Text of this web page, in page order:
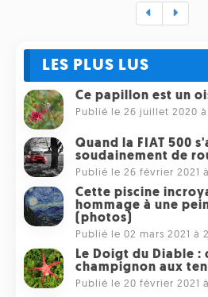
LES PLUS LUS
Ce papillon est un
Publié le 26 juillet 2020 à
Quand la FIAT 500
soudainement de
Publié le 26 février 2021
Cette piscine
hommage à une
(photos)
Publié le 02 mars 2021 à
Le Doigt du Diable :
champignon aux
Publié le 20 février 2021 à